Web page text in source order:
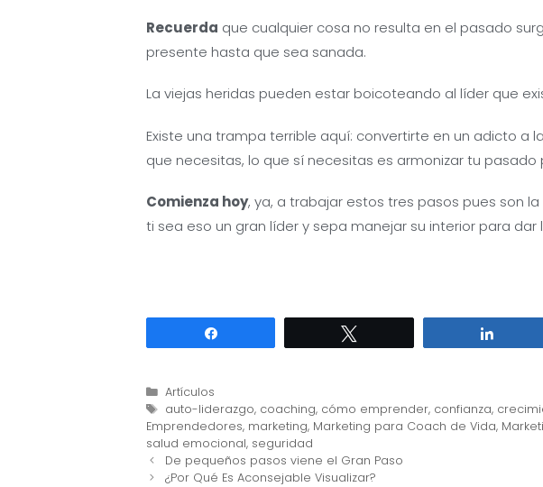
Recuerda que cualquier cosa no resulta en el pasado
presente hasta que sea sanada.
La viejas heridas pueden estar boicoteando al líder que
Existe una trampa terrible aquí: convertirte en un adicto a
que necesitas, lo que sí necesitas es armonizar tu
Comienza hoy, ya, a trabajar estos tres pasos pues son
ti sea eso un gran líder y sepa manejar su interior para dar
Categorías
Artículos
Etiquetas
auto-liderazgo, coaching, cómo emprender, confianza,
Emprendedores, marketing, Marketing para Coach de Vida,
salud emocional, seguridad
Navegación
de
De pequeños pasos viene el Gran Paso
¿Por Qué Es Aconsejable Visualizar?